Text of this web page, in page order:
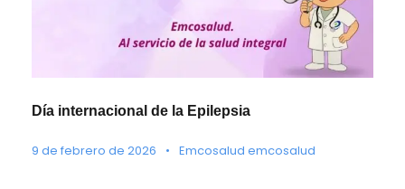
Día internacional de la Epilepsia
9 de febrero de 2026 • Emcosalud emcosalud